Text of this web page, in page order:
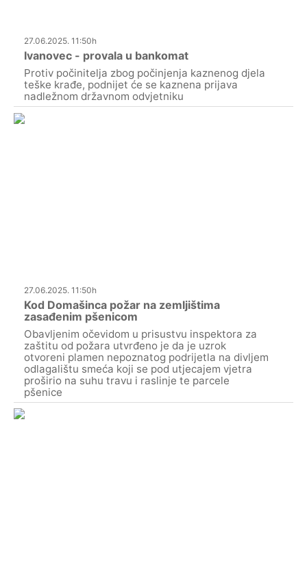
27.06.2025. 11:50h
Ivanovec - provala u bankomat
Protiv počinitelja zbog počinjenja kaznenog djela
teške krađe, podnijet će se kaznena prijava
nadležnom državnom odvjetniku
27.06.2025. 11:50h
Kod Domašinca požar na zemljištima
zasađenim pšenicom
Obavljenim očevidom u prisustvu inspektora za
zaštitu od požara utvrđeno je da je uzrok
otvoreni plamen nepoznatog podrijetla na divljem
odlagalištu smeća koji se pod utjecajem vjetra
proširio na suhu travu i raslinje te parcele
pšenice